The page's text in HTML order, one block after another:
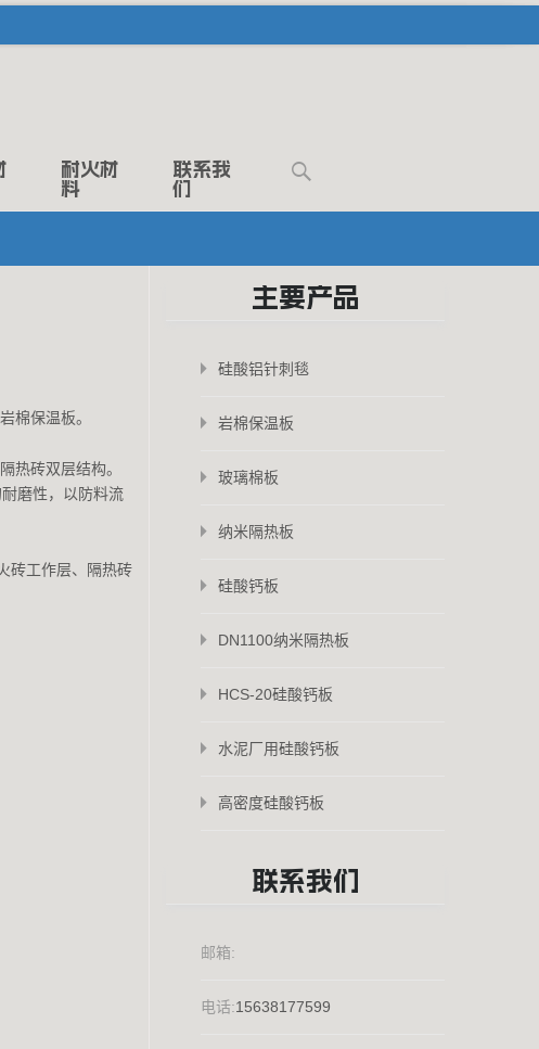
耐火材
料
联系我
们
Search
棉保温板。
热砖双层结构。
磨性，以防料流
砖工作层、隔热砖
主要产品
硅酸铝针刺毯
岩棉保温板
玻璃棉板
纳米隔热板
硅酸钙板
DN1100纳米隔热板
HCS-20硅酸钙板
水泥厂用硅酸钙板
高密度硅酸钙板
联系我们
邮箱:
电话:15638177599